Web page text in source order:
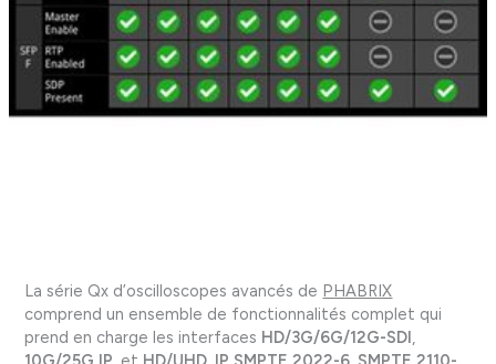
La série Qx d’oscilloscopes avancés de PHABRIX
comprend un ensemble de fonctionnalités complet qui
prend en charge les interfaces HD/3G/6G/12G-SDI